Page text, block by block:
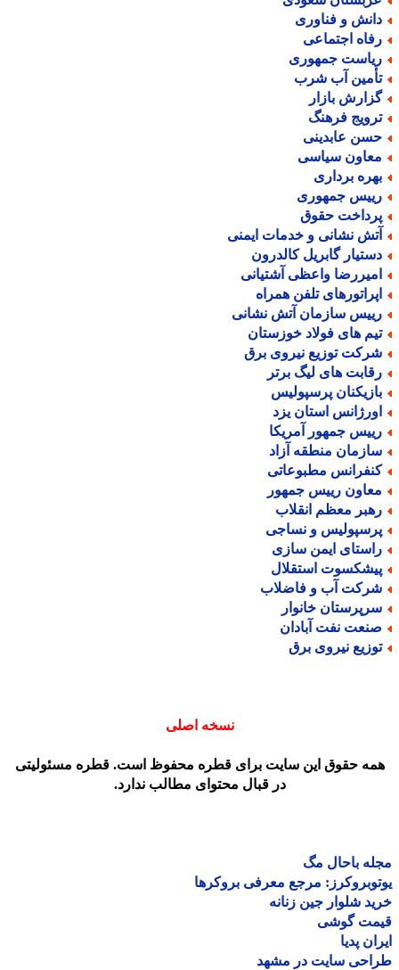
و فناوری
اجتماعی
جمهوری
آب شرب
بازار
فرهنگ
عابدینی
سیاسی
برداری
جمهوری
حقوق
نشانی و خدمات ایمنی
گابریل کالدرون
واعظی آشتیانی
تلفن همراه
سازمان آتش نشانی
های فولاد خوزستان
توزیع نیروی برق
های لیگ برتر
پرسپولیس
استان یزد
جمهور آمریکا
منطقه آزاد
مطبوعاتی
رییس جمهور
معظم انقلاب
و نساجی
ایمن سازی
استقلال
آب و فاضلاب
خانوار
نفت آبادان
نیروی برق
نسخه اصلی
حقوق این سایت برای قطره محفوظ است. قطره مسئولیتی
در قبال محتوای مطالب ندارد.
باحال مگ
مرجع معرفی بروکرها
شلوار جین زنانه
گوشی
پدیا
سایت در مشهد